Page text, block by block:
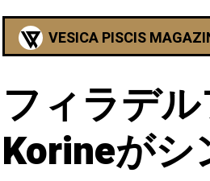
VESICA PISCIS
フィラデ
Korineがシ